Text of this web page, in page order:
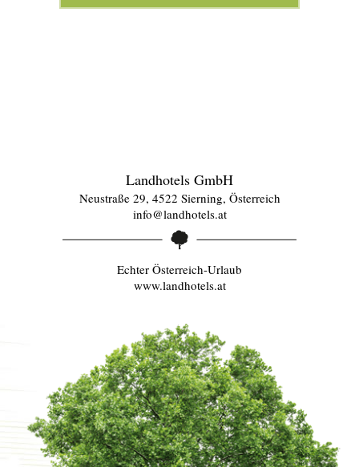
Landhotels GmbH
Neustraße 29, 4522 Sierning, Österreich
info@landhotels.at
Echter Österreich-Urlaub
www.landhotels.at